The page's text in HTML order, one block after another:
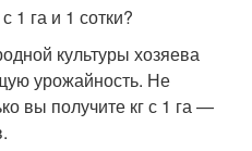
1 га и 1 сотки?
культуры хозяева
урожайность. Не
вы получите кг с 1 га —